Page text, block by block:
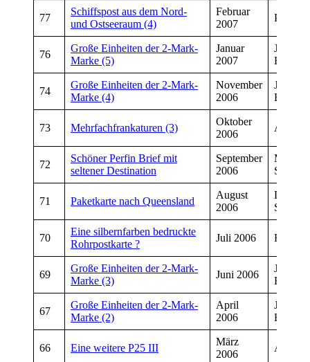
77
Schiffspost aus dem Nord-
und Ostseeraum (4)
Februar
2007
Peter
76
Große Einheiten der 2-Mark-
Marke (5)
Januar
2007
Josef
74
Große Einheiten der 2-Mark-
Marke (4)
November
2006
Josef
73 Mehrfachfrankaturen (3)
Oktober
2006
Axel
72
Schöner Perfin Brief mit
seltener Destination
September
2006
Markus
Scherz
71 Paketkarte nach Queensland
August
2006
Dirk
70
Eine silbernfarben bedruckte
Rohrpostkarte ?
Juli 2006 Rainer
69
Große Einheiten der 2-Mark-
Marke (3)
Juni 2006
Josef
67
Große Einheiten der 2-Mark-
Marke (2)
April
2006
Josef
66 Eine weitere P25 III
März
2006